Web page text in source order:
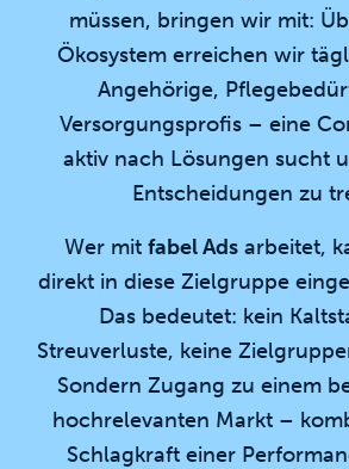
müssen, bringen wir mit:
Ökosystem erreichen wir
Angehörige,
Versorgungsprofis – eine
aktiv nach Lösungen sucht
Entscheidungen zu
Wer mit fabel Ads arbeitet,
direkt in diese Zielgruppe
Das bedeutet: kein
Streuverluste, keine
Sondern Zugang zu einem
hochrelevanten Markt –
Schlagkraft einer